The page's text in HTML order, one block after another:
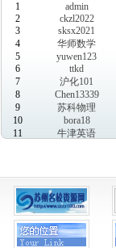
1
admin
2
ckzl2022
3
sksx2021
4
华师数学
5
yuwen123
6
ttkd
7
沪化101
8
Chen13339
9
苏科物理
10
bora18
11
牛津英语